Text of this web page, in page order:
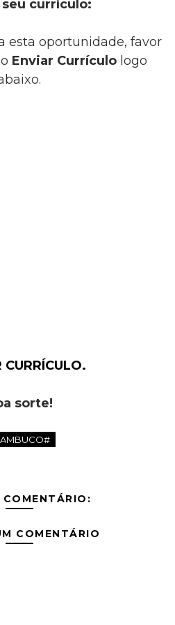
seu currículo:
esta oportunidade, favor
Enviar Currículologo
CURRÍCULO.
sorte!
COMENTÁRIO:
COMENTÁRIO